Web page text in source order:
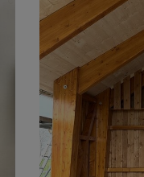
Cookies die bei der